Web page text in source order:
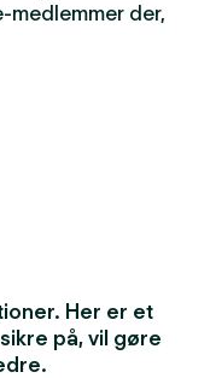
medlemmer der,
Her er et
på, vil gøre